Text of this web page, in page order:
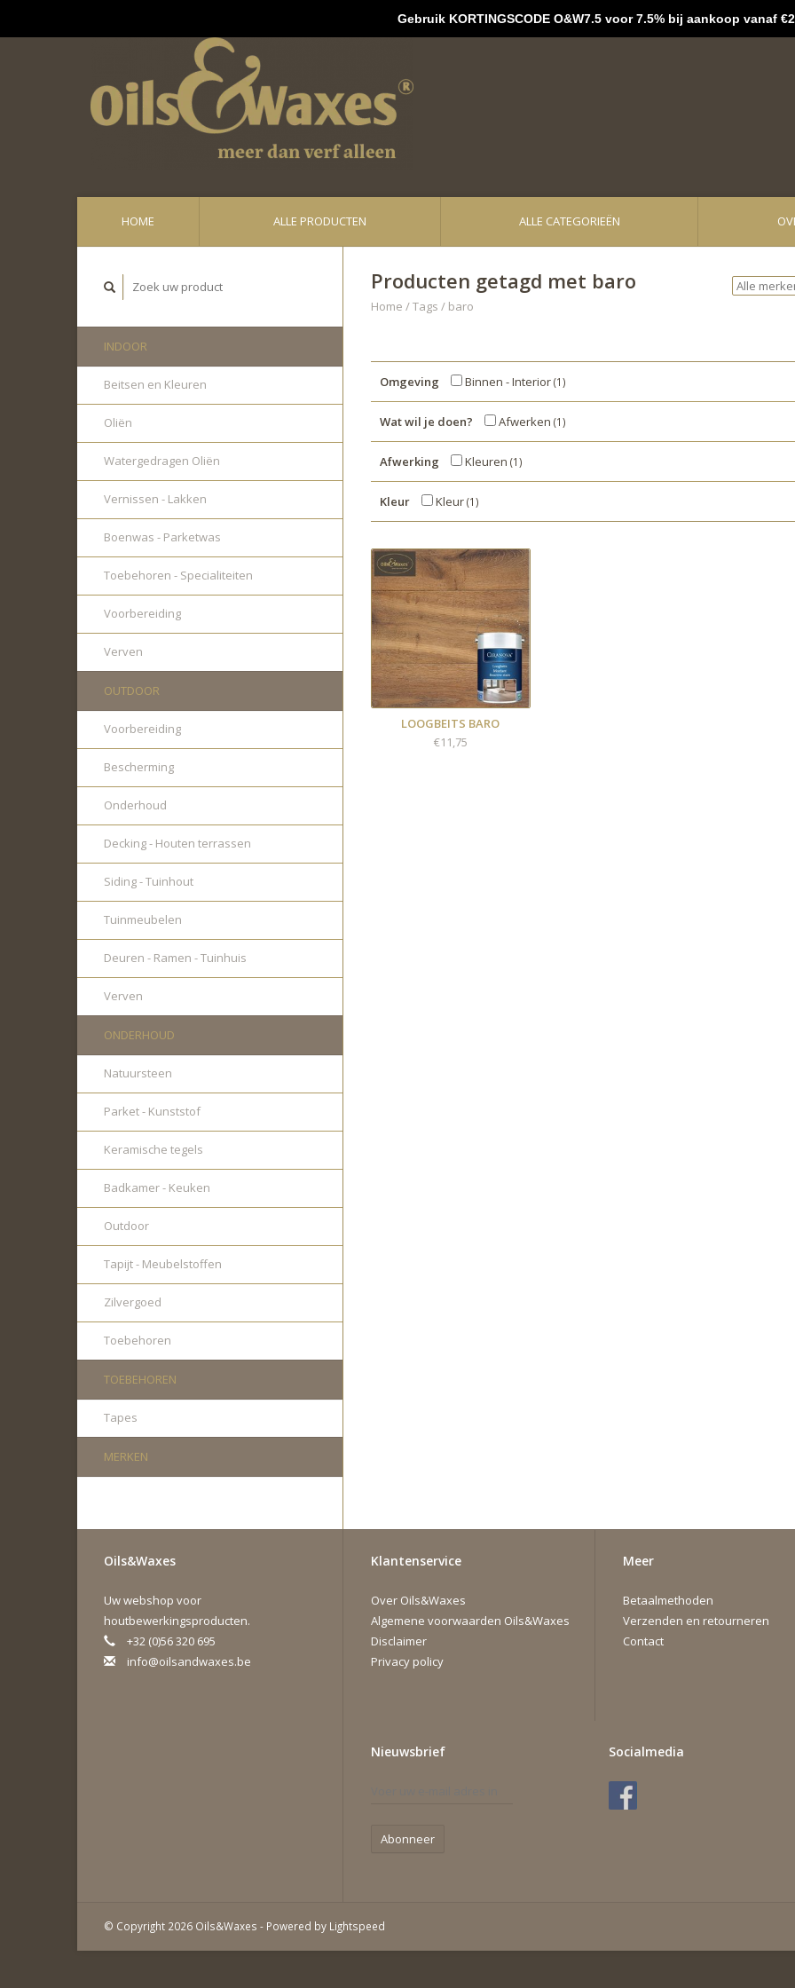
HOME ALLE PRODUCTEN ALLE CATEGORIEËN
INDOOR
Beitsen en Kleuren
Oliën
Watergedragen Oliën
Vernissen - Lakken
Boenwas - Parketwas
Toebehoren - Specialiteiten
Voorbereiding
Verven
OUTDOOR
Voorbereiding
Bescherming
Onderhoud
Decking - Houten terrassen
Siding - Tuinhout
Tuinmeubelen
Deuren - Ramen - Tuinhuis
Verven
ONDERHOUD
Natuursteen
Parket - Kunststof
Keramische tegels
Badkamer - Keuken
Outdoor
Tapijt - Meubelstoffen
Zilvergoed
Toebehoren
TOEBEHOREN
Tapes
MERKEN
Producten getagd met baro
Home /Tags / baro
Omgeving Binnen - Interior(1)
Wat wil je doen? Afwerken (1)
Afwerking Kleuren (1)
Kleur Kleur(1)
LOOGBEITS BARO
€11,75
Oils&Waxes
Uw webshop voor
houtbewerkingsproducten.
+32 (0)56 320 695
info@oilsandwaxes.be
Klantenservice
Over Oils&Waxes
Algemene voorwaarden Oils&Waxes
Disclaimer
Privacy policy
Meer
Betaalmethoden
Verzenden en retourneren
Contact
Nieuwsbrief
Abonneer
Socialmedia
© Copyright 2026 Oils&Waxes - Powered by Lightspeed
Gebruik KORTINGSCODE O&W7.5 voor 7.5% bij aankoop vanaf